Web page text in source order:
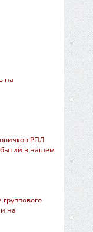
на
РПЛ
в нашем
на